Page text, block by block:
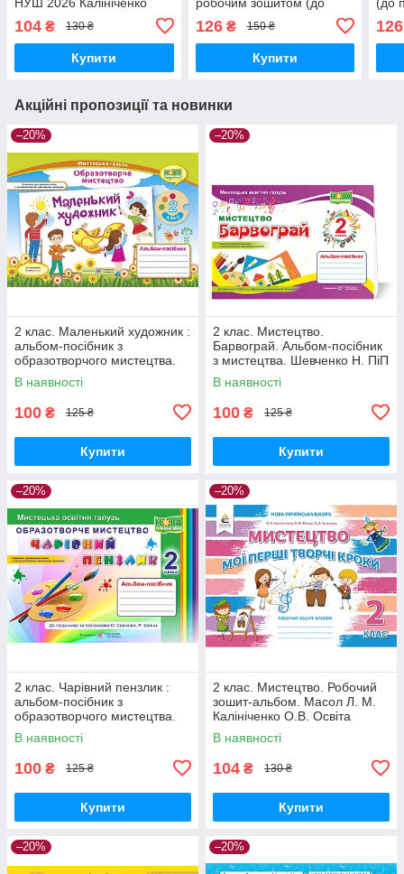
104 ₴ 130 ₴
Купити
Аристової) Наземнова
Т.О. Ранок
126₴ 150 ₴
Купити
126
Акційні пропозиції та новинки
–20%
2 клас. Маленький художник :
альбом-посібник з
образотворчого мистецтва.
Демчак С.,Чернявська Т. ПіП
В наявності
100 ₴ 125 ₴
Купити
–20%
2 клас. Мистецтво.
Барвограй. Альбом-посібник
з мистецтва. Шевченко Н. ПіП
В наявності
100 ₴ 125 ₴
Купити
–20%
2 клас. Чарівний пензлик :
альбом-посібник з
образотворчого мистецтва.
Копитіна Н., Бровченко А. ПіП
В наявності
100 ₴ 125 ₴
Купити
–20%
2 клас. Мистецтво. Робочий
зошит-альбом. Масол Л. М.
Калініченко О.В. Освіта
В наявності
104 ₴ 130 ₴
Купити
–20% –20%